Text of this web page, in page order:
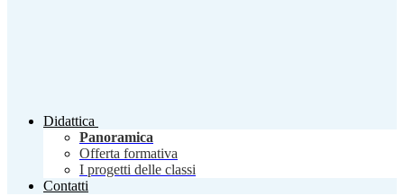
Didattica
Panoramica
Offerta formativa
I progetti delle classi
Contatti